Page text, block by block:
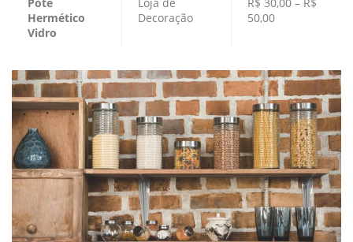
Hermético
Vidro
Decoração
50,00